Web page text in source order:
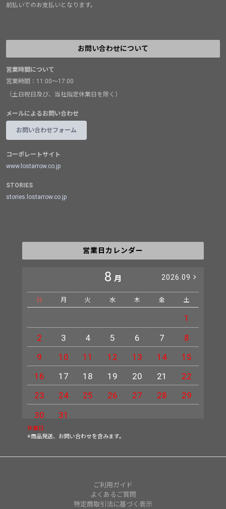
前払いでのお支払いとなります。
お問い合わせについて
営業時間について
営業時間：11:00～17:00
（土日祝日及び、当社指定休業日を除く）
メールによるお問い合わせ
お問い合わせフォーム
コーポレートサイト
www.lostarrow.co.jp
STORIES
stories.lostarrow.co.jp
営業日カレンダー
8 月 2026.09
日 月 火 水 木 金 土
1
2
3 4 5 6 7
8
9
10 11 12 13 14
15
16
17 18 19 20 21
22
23
24 25 26 27 28
29
30
31
休業日
※商品発送、お問い合わせを含みます。
ご利用ガイド
よくあるご質問
特定商取引法に基づく表示